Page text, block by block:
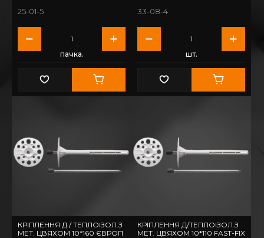
25-01-5
пачка.
33-08-4
шт.
КРІПЛЕННЯ Д / ТЕПЛОІЗОЛ.З
МЕТ. ЦВЯХОМ 10*160 ЄВРОП
КРІПЛЕННЯ Д/ТЕПЛОІЗОЛ.З
МЕТ. ЦВЯХОМ 10*110 FAST-FIX